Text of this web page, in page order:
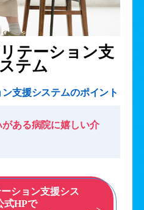
テーション支
テム
支援システムのポイント
ある病院に嬉しい介
ション支援シス
式HPで